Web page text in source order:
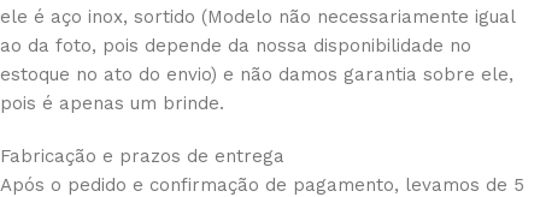
ele é aço inox, sortido (Modelo não necessariamente igual
ao da foto, pois depende da nossa disponibilidade no
estoque no ato do envio) e não damos garantia sobre ele,
pois é apenas um brinde.
Fabricação e prazos de entrega
Após o pedido e confirmação de pagamento, levamos de 5